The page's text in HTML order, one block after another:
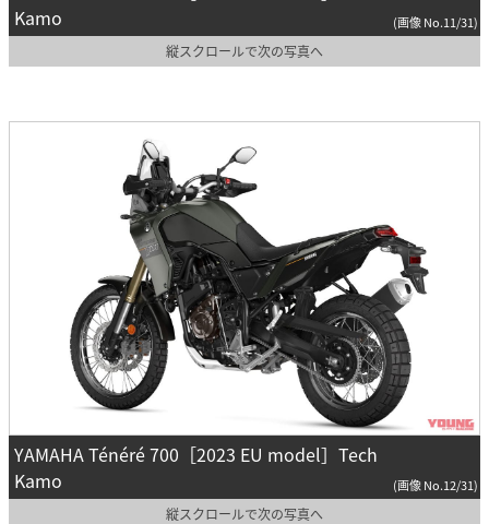
Kamo
(画像 No.11/31)
縦スクロールで次の写真へ
YAMAHA Ténéré 700［2023 EU model］Tech
Kamo
(画像 No.12/31)
縦スクロールで次の写真へ